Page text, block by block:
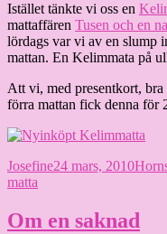
Istället tänkte vi oss en
mattaffären Tusen och en
lördags var vi av en slump
mattan. En Kelimmata på
Att vi, med presentkort,
förra mattan fick denna för
Författare
JosefinePublicerat
24 mars, 2010
matta
Om en saknad